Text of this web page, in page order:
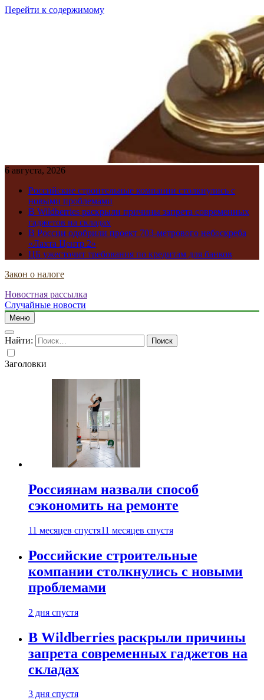
Перейти к содержимому
6 августа, 2026
Российские строительные компании столкнулись с
новыми проблемами
В Wildberries раскрыли причины запрета современных
гаджетов на складах
В России одобрили проект 703-метрового небоскреба
«Лахта Центр 2»
ЦБ ужесточит требования по кредитам для банков
Закон о налоге
Новостная рассылка
Случайные новости
Меню
Найти:
Заголовки
Россиянам назвали способ
сэкономить на ремонте
11 месяцев спустя11 месяцев спустя
Российские строительные
компании столкнулись с новыми
проблемами
2 дня спустя
В Wildberries раскрыли причины
запрета современных гаджетов на
складах
3 дня спустя